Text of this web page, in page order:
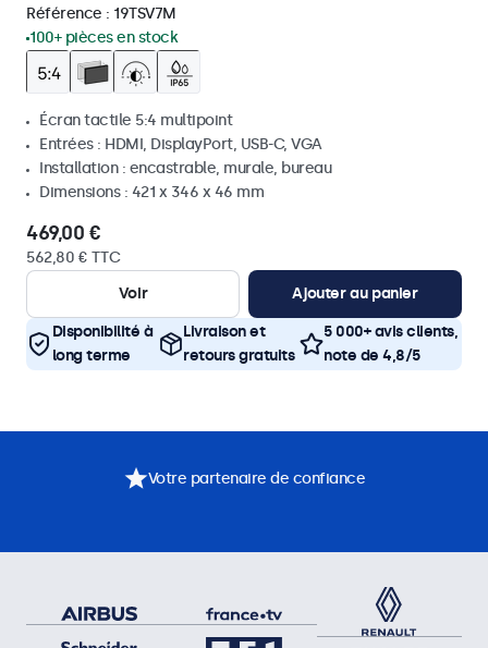
Référence : 19TSV7M
100+ pièces en stock
Écran tactile 5:4 multipoint
Entrées : HDMI, DisplayPort, USB-C, VGA
Installation : encastrable, murale, bureau
Dimensions : 421 x 346 x 46 mm
469,00 €
562,80 € TTC
Voir
Ajouter au panier
Disponibilité à
long terme
Livraison et
retours gratuits
5 000+ avis clients,
note de 4,8/5
Votre partenaire de confiance